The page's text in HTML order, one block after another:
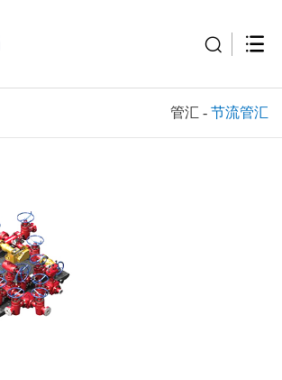
管汇 - 节流管汇